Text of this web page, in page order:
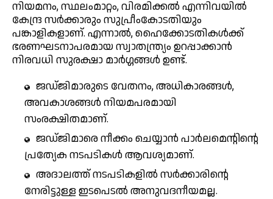
നിയമനം, സ്ഥലംമാറ്റം, വിരമിക്കൽ എന്നിവയിൽ
കേന്ദ്ര സർക്കാരും സുപ്രീംകോടതിയും
പങ്കാളികളാണ്. എന്നാൽ, ഹൈക്കോടതികൾക്ക്
ഭരണഘടനാപരമായ സ്വാതന്ത്ര്യം ഉറപ്പാക്കാൻ
നിരവധി സുരക്ഷാ മാർഗ്ഗങ്ങൾ ഉണ്ട്.
ജഡ്ജിമാരുടെ വേതനം, അധികാരങ്ങൾ,
അവകാശങ്ങൾ നിയമപരമായി
സംരക്ഷിതമാണ്.
ജഡ്ജിമാരെ നീക്കം ചെയ്യാൻ പാർലമെന്റിന്റെ
പ്രത്യേക നടപടികൾ ആവശ്യമാണ്.
അദാലത്ത് നടപടികളിൽ സർക്കാരിന്റെ
നേരിട്ടുള്ള ഇടപെടൽ അനുവദനീയമല്ല.